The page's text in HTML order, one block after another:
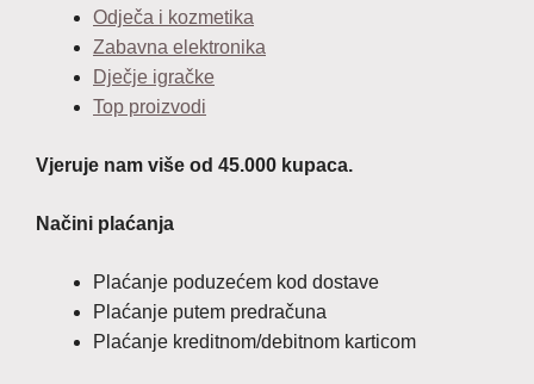
Odječa i kozmetika
Zabavna elektronika
Dječje igračke
Top proizvodi
Vjeruje nam više od 45.000 kupaca.
Načini plaćanja
Plaćanje poduzećem kod dostave
Plaćanje putem predračuna
Plaćanje kreditnom/debitnom karticom